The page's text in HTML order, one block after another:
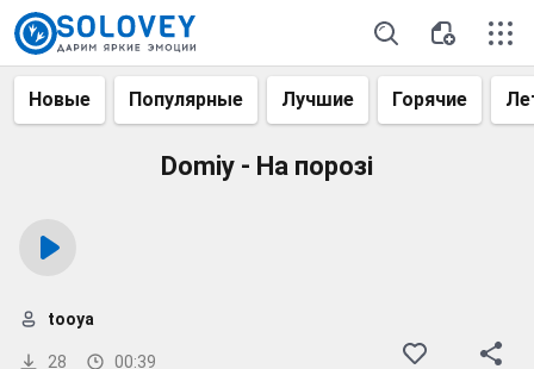
Новые Популярные Лучшие Горячие
Domiy - На порозі
28 00:39
tooya